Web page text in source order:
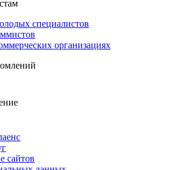
специалистов
организациях
сайтов